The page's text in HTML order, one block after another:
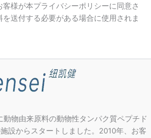
様が本プライバシーポリシーに同意さ
送付する必要がある場合に使用されま
物由来原料の動物性タンパク質ペプチド
設からスタートしました。2010年、お客